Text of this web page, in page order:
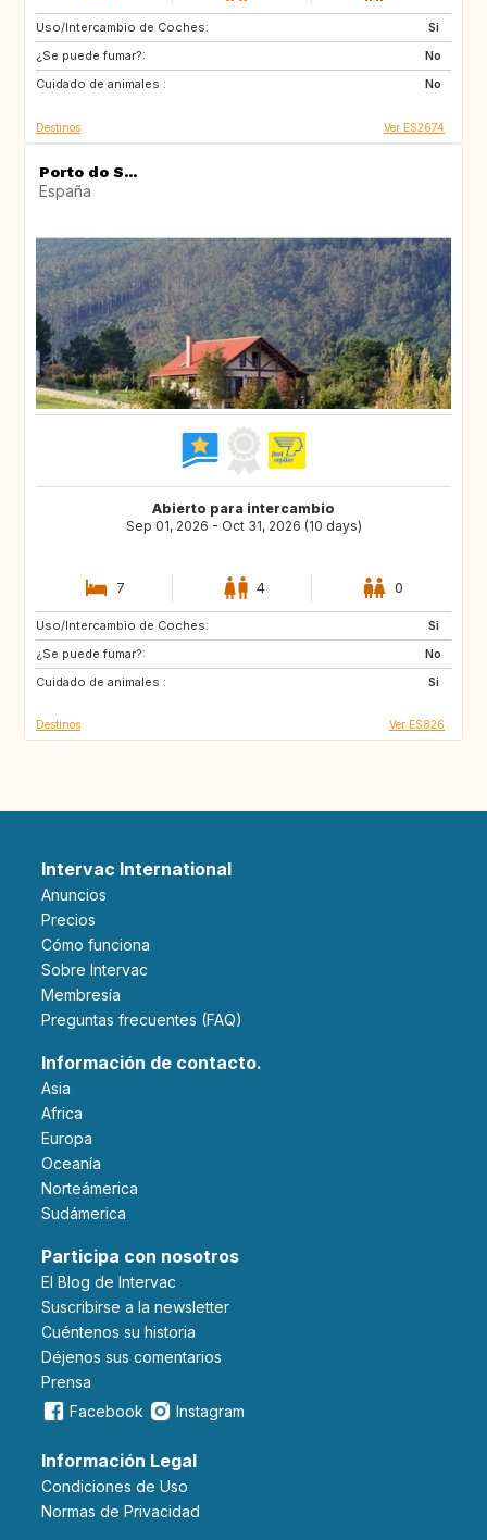
Uso/Intercambio de Coches:
Si
¿Se puede fumar?:
No
Cuidado de animales :
No
GR
DE
Destinos Ver ES2674
Porto do S...
España
Abierto para intercambio
Sep 01, 2026 - Oct 31, 2026 (10 days)
7 4 0
Uso/Intercambio de Coches:
Si
¿Se puede fumar?:
No
Cuidado de animales :
Si
GR
ES
Destinos Ver ES826
Intervac International
Anuncios
Precios
Cómo funciona
Sobre Intervac
Membresía
Preguntas frecuentes (FAQ)
Información de contacto.
Asia
Africa
Europa
Oceanía
Norteámerica
Sudámerica
Participa con nosotros
El Blog de Intervac
Suscribirse a la newsletter
Cuéntenos su historia
Déjenos sus comentarios
Prensa
Facebook
Instagram
Información Legal
Condiciones de Uso
Normas de Privacidad